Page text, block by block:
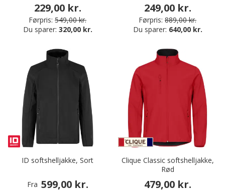
229,00 kr.
Førpris: 549,00 kr.
Du sparer: 320,00 kr.
249,00 kr.
Førpris: 889,00 kr.
Du sparer: 640,00 kr.
ID softshelljakke, Sort
Fra 599,00 kr.
Clique Classic softshelljakke,
Rød
479,00 kr.